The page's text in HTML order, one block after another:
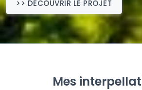
>> DECOUVRIR LE PROJET
Mes